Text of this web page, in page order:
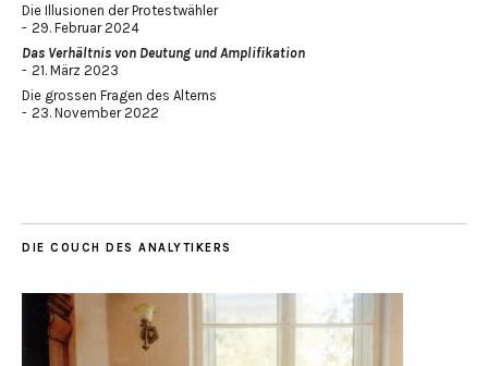
Die Illusionen der Protestwähler
29. Februar 2024
Das Verhältnis von Deutung und Amplifikation
21. März 2023
Die grossen Fragen des Alterns
23. November 2022
DIE COUCH DES ANALYTIKERS